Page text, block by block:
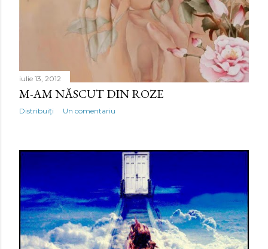
iulie 13, 2012
M-AM NĂSCUT DIN ROZE
Distribuiți Un comentariu